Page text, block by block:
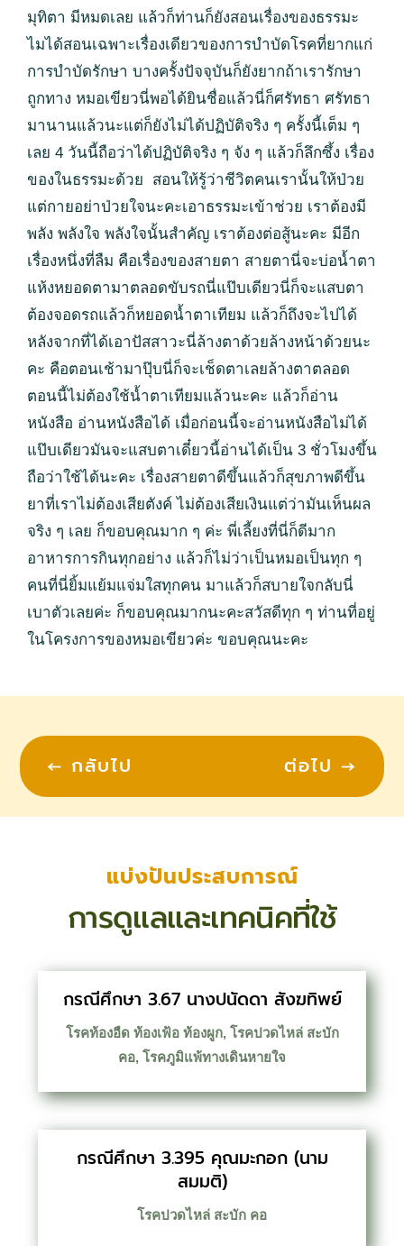
มุทิตา มีหมดเลย แล้วก็ท่านก็ยังสอนเรื่องของธรรมะ
ไมได้สอนเฉพาะเรื่องเดียวของการบำบัดโรคที่ยากแก่
การบำบัดรักษา บางครั้งปัจจุบันก็ยังยากถ้าเรารักษา
ถูกทาง หมอเขียวนี่พอได้ยินชื่อแล้วนี่ก็ศรัทธา ศรัทธา
มานานแล้วนะแต่ก็ยังไม่ได้ปฏิบัติจริง ๆ ครั้งนี้เต็ม ๆ
เลย 4 วันนี้ถือว่าได้ปฏิบัติจริง ๆ จัง ๆ แล้วก็ลึกซึ้ง เรื่อง
ของในธรรมะด้วย สอนให้รู้ว่าชีวิตคนเรานั้นให้ป่วย
แต่กายอย่าป่วยใจนะคะเอาธรรมะเข้าช่วย เราต้องมี
พลัง พลังใจ พลังใจนั้นสำคัญ เราต้องต่อสู้นะคะ มีอีก
เรื่องหนึ่งที่ลืม คือเรื่องของสายตา สายตานี่จะบ่อน้ำตา
แห้งหยอดตามาตลอดขับรถนี่แป๊บเดียวนี่ก็จะแสบตา
ต้องจอดรถแล้วก็หยอดน้ำตาเทียม แล้วก็ถึงจะไปได้
หลังจากที่ได้เอาปัสสาวะนี่ล้างตาด้วยล้างหน้าด้วยนะ
คะ คือตอนเช้ามาปุ๊บนี่ก็จะเช็ดตาเลยล้างตาตลอด
ตอนนี้ไม่ต้องใช้น้ำตาเทียมแล้วนะคะ แล้วก็อ่าน
หนังสือ อ่านหนังสือได้ เมื่อก่อนนี้จะอ่านหนังสือไม่ได้
แป๊บเดียวมันจะแสบตาเดี๋ยวนี้อ่านได้เป็น 3 ชั่วโมงขึ้น
ถือว่าใช้ได้นะคะ เรื่องสายตาดีขึ้นแล้วก็สุขภาพดีขึ้น
ยาที่เราไม่ต้องเสียตังค์ ไม่ต้องเสียเงินแต่ว่ามันเห็นผล
จริง ๆ เลย ก็ขอบคุณมาก ๆ ค่ะ พี่เลี้ยงที่นี่ก็ดีมาก
อาหารการกินทุกอย่าง แล้วก็ไม่ว่าเป็นหมอเป็นทุก ๆ
คนที่นี่ยิ้มแย้มแจ่มใสทุกคน มาแล้วก็สบายใจกลับนี่
เบาตัวเลยค่ะ ก็ขอบคุณมากนะคะสวัสดีทุก ๆ ท่านที่อยู่
ในโครงการของหมอเขียวค่ะ ขอบคุณนะคะ
← กลับไป ต่อไป →
แบ่งปันประสบการณ์
การดูแลและเทคนิคที่ใช้
กรณีศึกษา 3.67 นางปนัดดา สังฆทิพย์
โรคท้องอืด ท้องเฟ้อ ท้องผูก, โรคปวดไหล่ สะบัก
คอ, โรคภูมิแพ้ทางเดินหายใจ
กรณีศึกษา 3.395 คุณมะกอก (นาม
สมมติ)
โรคปวดไหล่ สะบัก คอ